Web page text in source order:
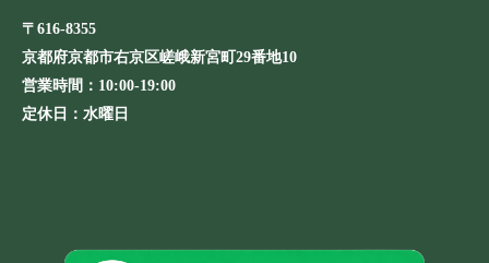
〒616-8355
京都府京都市右京区嵯峨新宮町29番地10
営業時間： 10:00-19:00
定休日： 水曜日